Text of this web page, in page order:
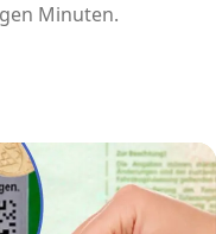
Minuten.